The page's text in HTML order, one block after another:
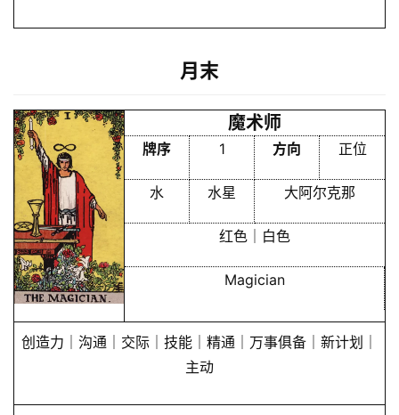
月末
魔术师
牌序 1 方向 正位
水 水星 大阿尔克那
红色｜白色
Magician
创造力｜沟通｜交际｜技能｜精通｜万事俱备｜新计划｜
主动